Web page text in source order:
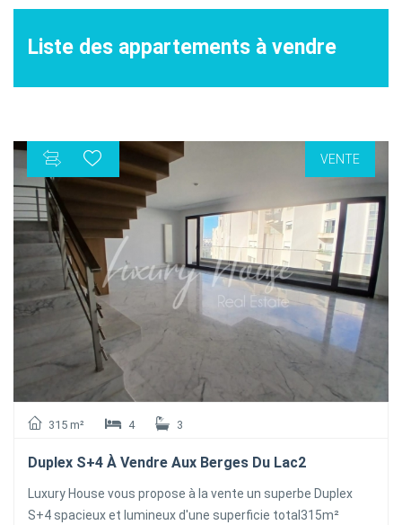
Liste des appartements à vendre
VENTE
315 m² 4 3
Duplex S+4 À Vendre Aux Berges Du Lac2
Luxury House vous propose à la vente un superbe Duplex
S+4 spacieux et lumineux d'une superficie total315m²